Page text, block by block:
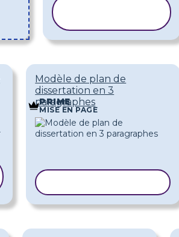
Modèle de plan de
dissertation en 3
paragraphes
PRIME
MISE EN PAGE